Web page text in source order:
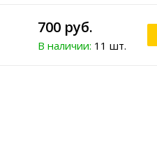
700 руб.
В наличии: 11 шт.